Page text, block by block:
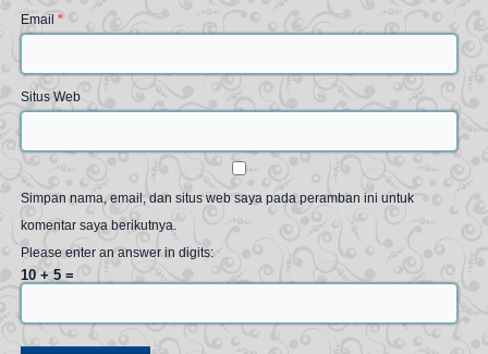
Email*
Situs Web
Simpan nama, email, dan situs web saya pada peramban ini untuk
komentar saya berikutnya.
Please enter an answer in digits:
10 + 5 =